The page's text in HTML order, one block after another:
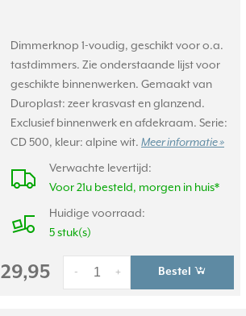
Dimmerknop 1-voudig, geschikt voor o.a.
tastdimmers. Zie onderstaande lijst voor
geschikte binnenwerken. Gemaakt van
Duroplast: zeer krasvast en glanzend.
Exclusief binnenwerk en afdekraam. Serie:
CD 500, kleur: alpine wit. Meer informatie »
Verwachte levertijd:
Voor 21u besteld, morgen in huis*
Huidige voorraad:
5 stuk(s)
29,95 +
- Bestel